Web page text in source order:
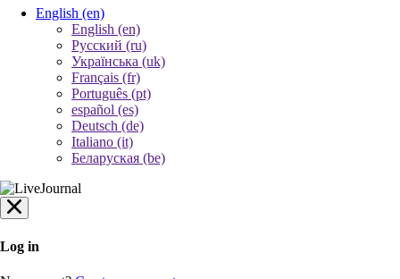
English (en)
English (en)
Русский (ru)
Українська (uk)
Français (fr)
Português (pt)
español (es)
Deutsch (de)
Italiano (it)
Беларуская (be)
Log in